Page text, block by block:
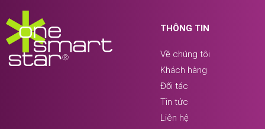
THÔNG TIN
Về chúng tôi
Khách hàng
Đối tác
Tin tức
Liên hệ